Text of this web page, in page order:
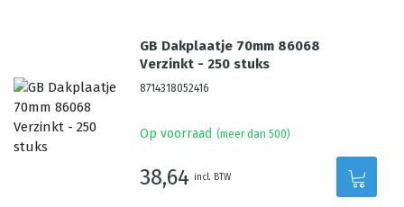
GB Dakplaatje 70mm 86068
Verzinkt - 250 stuks
8714318052416
Op voorraad (meer dan 500)
38,64 incl. BTW